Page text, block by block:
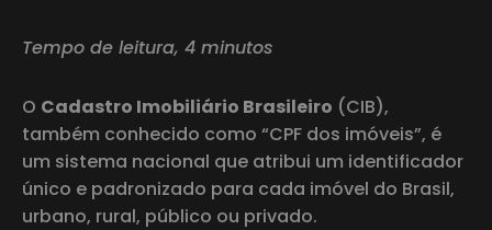
Tempo de leitura, 4 minutos
O Cadastro Imobiliário Brasileiro (CIB),
também conhecido como “CPF dos imóveis”, é
um sistema nacional que atribui um identificador
único e padronizado para cada imóvel do Brasil,
urbano, rural, público ou privado.